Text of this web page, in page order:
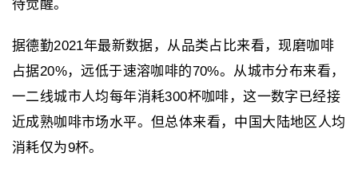
待觉醒。
据德勤2021年最新数据，从品类占比来看，现磨咖啡
占据20%，远低于速溶咖啡的70%。从城市分布来看，
一二线城市人均每年消耗300杯咖啡，这一数字已经接
近成熟咖啡市场水平。但总体来看，中国大陆地区人均
消耗仅为9杯。